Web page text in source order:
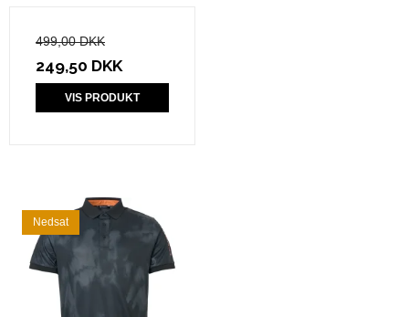
499,00 DKK
249,50 DKK
VIS PRODUKT
Nedsat